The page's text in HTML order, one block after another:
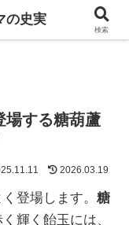
白い！
場する糖葫蘆
2026.03.19
登場します。 糖
輝く飴玉には、
の史実
検索